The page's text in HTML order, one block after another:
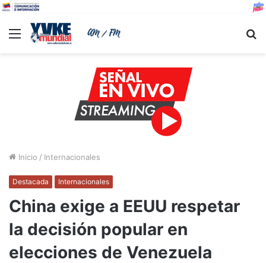
Menu
Inicio / Internacionales
Destacada Internacionales
China exige a EEUU respetar
la decisión popular en
elecciones de Venezuela